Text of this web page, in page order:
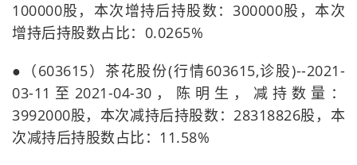
100000股，本次增持后持股数：300000股，本次
增持后持股数占比：0.0265%
●（603615）茶花股份(行情603615,诊股)--2021-
03-11至2021-04-30，陈明生，减持数量：
3992000股，本次减持后持股数：28318826股，本
次减持后持股数占比：11.58%